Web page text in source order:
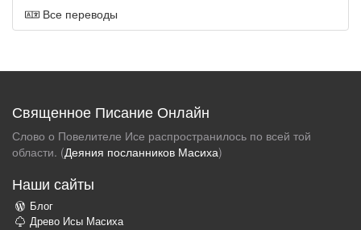
Все переводы
Священное Писание Онлайн
Слово о Повелителе Исе распространилось по всей той
области. (Деяния посланников Масиха)
Наши сайты
Блог
Древо Исы Масиха